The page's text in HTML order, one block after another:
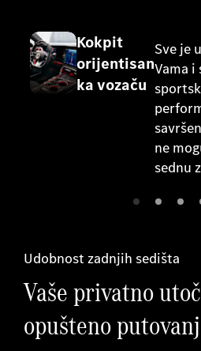
Kokpit
orijentisan
ka vozaču
Sve je
Vama i
ne
sednu
Udobnost zadnjih sedišta
Vaše privatno
opušteno